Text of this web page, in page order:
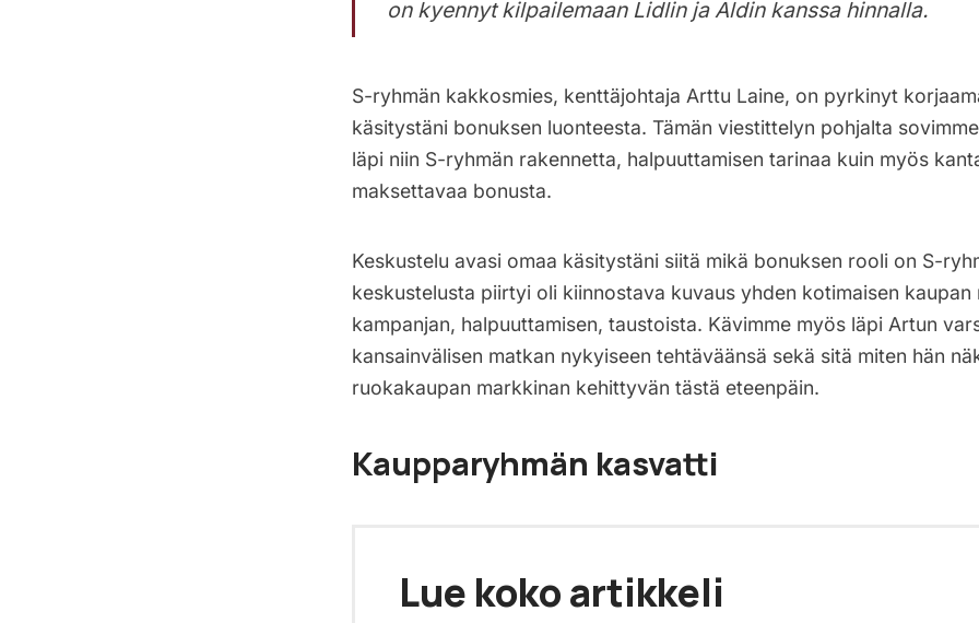
on kyennyt kilpailemaan Lidlin ja Aldin kanssa hinnalla.
S-ryhmän kakkosmies, kenttäjohtaja Arttu Laine, on pyrkinyt
käsitystäni bonuksen luonteesta. Tämän viestittelyn pohjalta
läpi niin S-ryhmän rakennetta, halpuuttamisen tarinaa kuin myös
maksettavaa bonusta.
Keskustelu avasi omaa käsitystäni siitä mikä bonuksen rooli on S-
keskustelusta piirtyi oli kiinnostava kuvaus yhden kotimaisen kaupan
kampanjan, halpuuttamisen, taustoista. Kävimme myös läpi Artun
kansainvälisen matkan nykyiseen tehtäväänsä sekä sitä miten hän
ruokakaupan markkinan kehittyvän tästä eteenpäin.
Kaupparyhmän kasvatti
Lue koko artikkeli